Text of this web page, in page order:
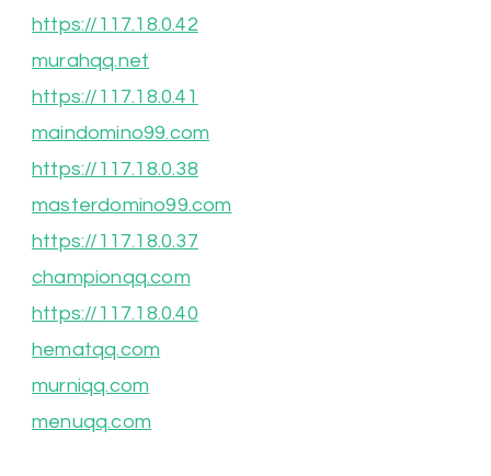
https://117.18.0.42
murahqq.net
https://117.18.0.41
maindomino99.com
https://117.18.0.38
masterdomino99.com
https://117.18.0.37
championqq.com
https://117.18.0.40
hematqq.com
murniqq.com
menuqq.com